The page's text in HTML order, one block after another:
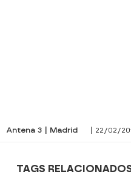
Antena 3 | Madrid | 22/02/
TAGS